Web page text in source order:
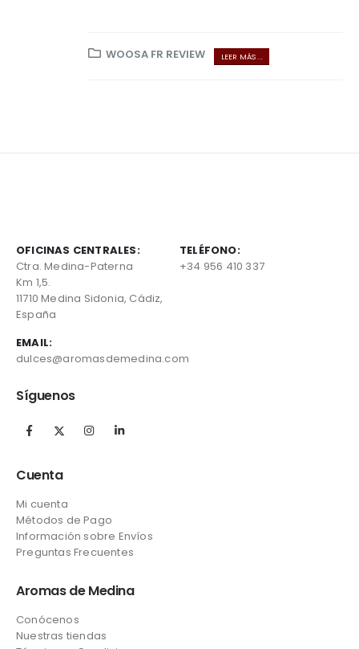
WOOSA FR REVIEW LEER MÁS ...
OFICINAS CENTRALES:
Ctra. Medina-Paterna
Km 1,5.
11710 Medina Sidonia, Cádiz,
España
TELÉFONO:
+34 956 410 337
EMAIL:
dulces@aromasdemedina.com
Síguenos
Cuenta
Mi cuenta
Métodos de Pago
Información sobre Envíos
Preguntas Frecuentes
Aromas de Medina
Conócenos
Nuestras tiendas